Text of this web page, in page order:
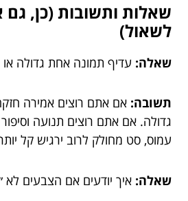
שאלות ותשובות (כן,
לשאול)
שאלה: עדיף תמונה אחת גדולה
תשובה: אם אתם רוצים אמירה
גדולה. אם אתם רוצים תנועה
עמוס, סט מחולק לרוב ירגיש קל
שאלה: איך יודעים אם הצבעים